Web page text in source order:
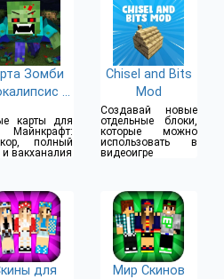
Зомби
в
карты для
Майнкрафт:
полный
и вакханалия
Chisel and Bits
Mod
Создавай новые
отдельные блоки,
которые можно
использовать в
видеоигре
для
Мир Скинов